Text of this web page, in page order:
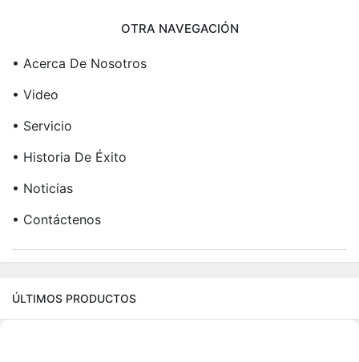
OTRA NAVEGACIÓN
• Acerca De Nosotros
• Video
• Servicio
• Historia De Éxito
• Noticias
• Contáctenos
ÚLTIMOS PRODUCTOS